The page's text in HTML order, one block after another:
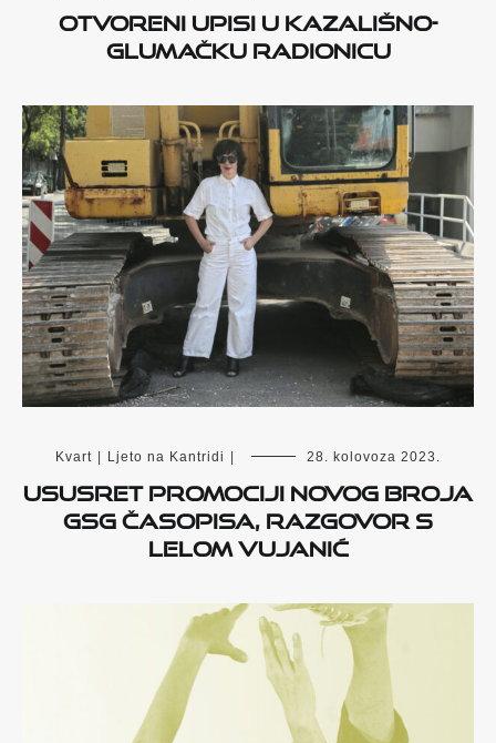
Otvoreni upisi u kazališno-
glumačku radionicu
Kvart | Ljeto na Kantridi | 28. kolovoza 2023.
Ususret promociji novog broja
GSG časopisa, razgovor s
Lelom Vujanić